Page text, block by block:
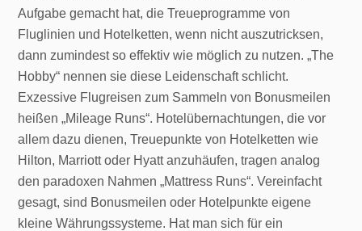
Aufgabe gemacht hat, die Treueprogramme von
Fluglinien und Hotelketten, wenn nicht auszutricksen,
dann zumindest so effektiv wie möglich zu nutzen. „The
Hobby“ nennen sie diese Leidenschaft schlicht.
Exzessive Flugreisen zum Sammeln von Bonusmeilen
heißen „Mileage Runs“. Hotelübernachtungen, die vor
allem dazu dienen, Treuepunkte von Hotelketten wie
Hilton, Marriott oder Hyatt anzuhäufen, tragen analog
den paradoxen Nahmen „Mattress Runs“. Vereinfacht
gesagt, sind Bonusmeilen oder Hotelpunkte eigene
kleine Währungssysteme. Hat man sich für ein